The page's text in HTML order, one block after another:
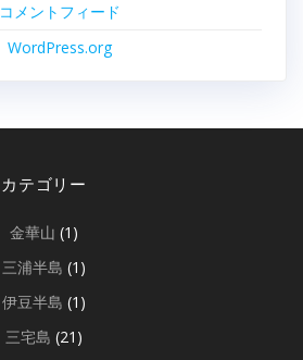
コメントフィード
WordPress.org
カテゴリー
金華山 (1)
三浦半島 (1)
伊豆半島 (1)
三宅島 (21)